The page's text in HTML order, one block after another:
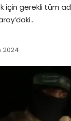
gerekli tüm
2024